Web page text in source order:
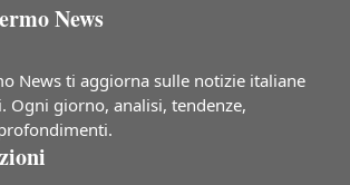
News
News ti aggiorna sulle notizie italiane
Ogni giorno, analisi, tendenze,